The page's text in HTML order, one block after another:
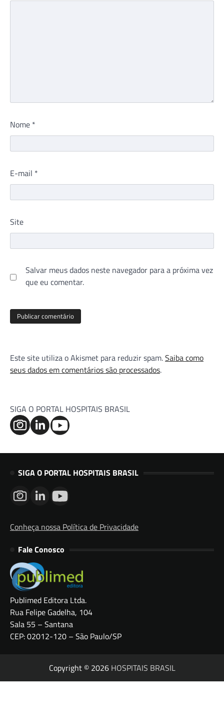
Nome *
E-mail *
Site
Salvar meus dados neste navegador para a próxima vez
que eu comentar.
Este site utiliza o Akismet para reduzir spam.Saiba como
seus dados em comentários são processados.
SIGA O PORTAL HOSPITAIS BRASIL
SIGA O PORTAL HOSPITAIS BRASIL
Conheça nossa Política de Privacidade
Fale Conosco
Publimed Editora Ltda.
Rua Felipe Gadelha, 104
Sala 55 – Santana
CEP: 02012-120 – São Paulo/SP
Copyright © 2026 HOSPITAIS BRASIL